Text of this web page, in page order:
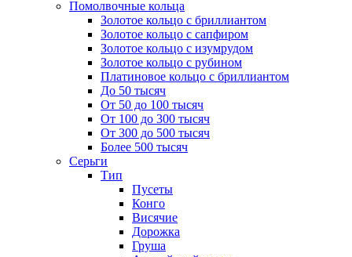
Помолвочные кольца
Золотое кольцо с бриллиантом
Золотое кольцо с сапфиром
Золотое кольцо с изумрудом
Золотое кольцо с рубином
Платиновое кольцо с бриллиантом
До 50 тысяч
От 50 до 100 тысяч
От 100 до 300 тысяч
От 300 до 500 тысяч
Более 500 тысяч
Серьги
Тип
Пусеты
Конго
Висячие
Дорожка
Груша